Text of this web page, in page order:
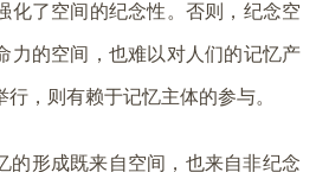
化了空间的纪念性。否则，纪念空
力的空间，也难以对人们的记忆产
，则有赖于记忆主体的参与。
的形成既来自空间，也来自非纪念